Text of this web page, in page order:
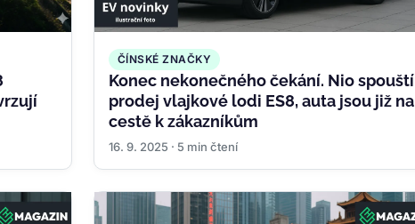
ČÍNSKÉ ZNAČKY
Konec nekonečného čekání. Nio spouští
prodej vlajkové lodi ES8, auta jsou již na
cestě k zákazníkům
16. 9. 2025 · 5 min čtení